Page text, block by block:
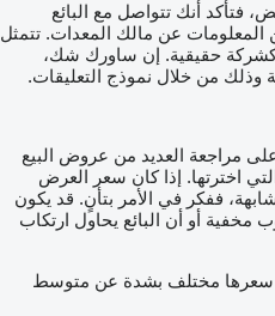
فتأكد أنك تتواصل مع البائع
عن مالك المعدات. تتمثل
حقيقية. إن ساورك شك،
وذلك من خلال نموذج التعليقات.
مراجعة العديد من عروض البيع
اخترتها. إذا كان سعر العرض
ففكر في الأمر بتأنٍ. قد يكون
أو أن البائع يحاول ارتكاب
سعرها مختلف بشدة عن متوسط